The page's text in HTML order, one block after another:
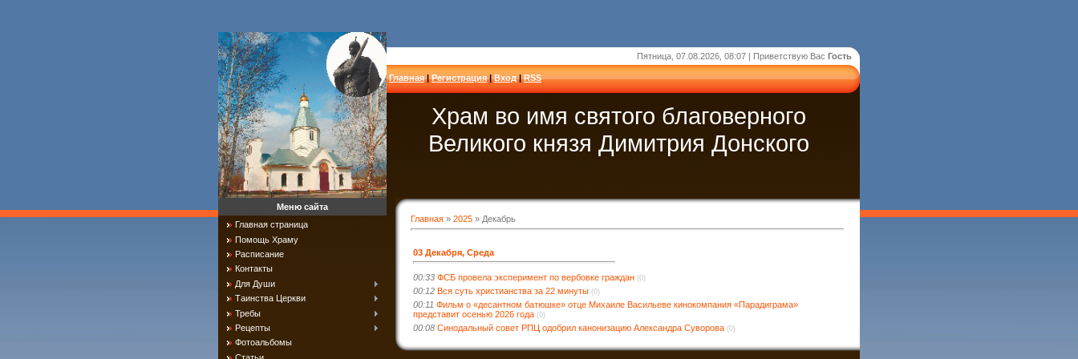
Пятница, 07.08.2026, 08:07 | Приветствую Вас Гость
Главная|Регистрация|Вход|RSS
Храм во имя святого благоверного
Великого князя Димитрия Донского
Главная » 2025 » Декабрь
03 Декабря, Среда
00:33 ФСБ провела эксперимент по вербовке граждан (0)
00:12 Вся суть христианства за 22 минуты (0)
00:11 Фильм о «десантном батюшке» отце Михаиле Васильеве кинокомпания «Парадиграма»
представит осенью 2026 года (0)
00:08 Синодальный совет РПЦ одобрил канонизацию Александра Суворова (0)
Меню сайта
Главная страница
Помощь Храму
Расписание
Контакты
Для Души
Таинства Церкви
Требы
Рецепты
Фотоальбомы